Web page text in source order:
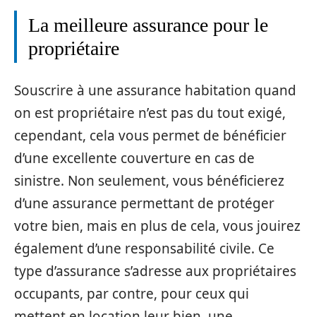
La meilleure assurance pour le
propriétaire
Souscrire à une assurance habitation quand
on est propriétaire n’est pas du tout exigé,
cependant, cela vous permet de bénéficier
d’une excellente couverture en cas de
sinistre. Non seulement, vous bénéficierez
d’une assurance permettant de protéger
votre bien, mais en plus de cela, vous jouirez
également d’une responsabilité civile. Ce
type d’assurance s’adresse aux propriétaires
occupants, par contre, pour ceux qui